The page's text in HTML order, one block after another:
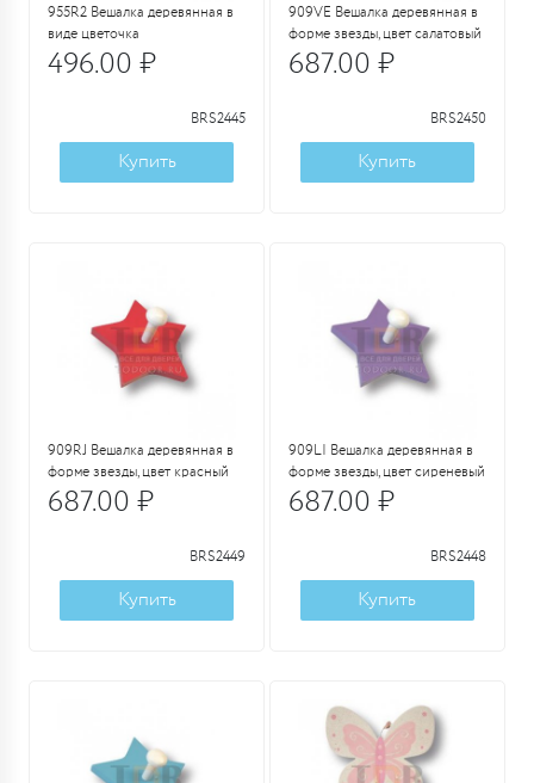
955R2 Вешалка деревянная в
виде цветочка
496.00 ₽
BRS2445
Купить
909VE Вешалка деревянная в
форме звезды, цвет салатовый
687.00 ₽
BRS2450
Купить
909RJ Вешалка деревянная в
форме звезды, цвет красный
687.00 ₽
BRS2449
Купить
909LI Вешалка деревянная в
форме звезды, цвет сиреневый
687.00 ₽
BRS2448
Купить